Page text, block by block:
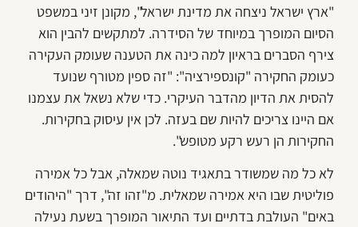
"ארץ ישראל ניצחה את מדינת ישראל", מקונן זיני במשפט
הסיום המופרך במיוחד של הסידרה. למתקשים להבין הוא
צירף הסברים בראיון למה כינה את הטענה שעומק העקירה
כעומק החקירה "קונספירציה": "זה ספין מטורף שנועד
להסית את הדיון מהדבר העיקרי. כדי שלא נשאל את עצמנו
אם היינו צריכים להיות שם בעזה. לכן אין עיסוק בחקירות.
החקירות הן רעש רקע מטופש".
לא כל מה שמשודר בתאגיד נוטה שמאלה, אבל כל אמירה
פוליטית שבו היא אמירה שמאלית. מ"זהו זה", דרך "היהודים
באים" העולבת בדתיים ועד התיאור המופרך בשעת נעילה